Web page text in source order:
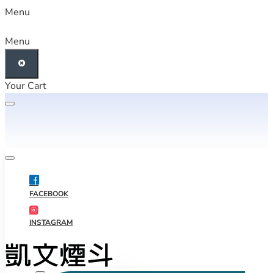
Menu
Menu
Your Cart
FACEBOOK
INSTAGRAM